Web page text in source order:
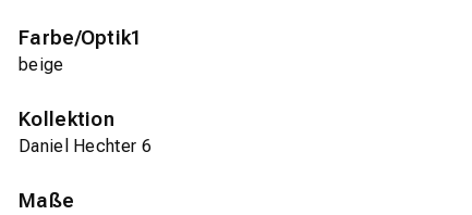
Farbe/Optik1
beige
Kollektion
Daniel Hechter 6
Maße